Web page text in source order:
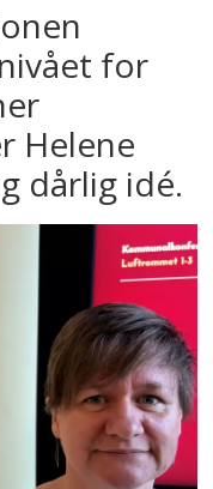
for
Helene
dårlig idé.